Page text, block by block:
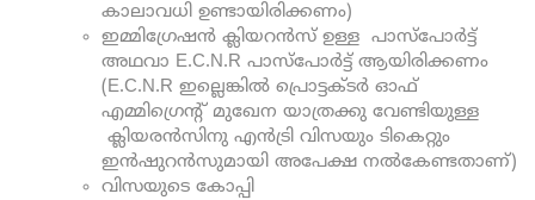
കാലാവധി ഉണ്ടായിരിക്കണം)
ഇമ്മിഗ്രേഷന്‍ ക്ലിയറന്‍സ് ഉള്ള പാസ്പോര്‍ട്ട്
അഥവാ E.C.N.R പാസ്പോര്‍ട്ട്‌ ആയിരിക്കണം
(E.C.N.R ഇല്ലെങ്കില്‍ പ്രൊട്ടക്ടര്‍ ഓഫ്
എമ്മിഗ്രെന്‍റ് മുഖേന യാത്രക്കു വേണ്ടിയുള്ള
ക്ലിയരൻസിനു എന്‍ട്രി വിസയും ടികെറ്റും
ഇന്‍ഷുറന്‍സുമായി അപേക്ഷ നൽകേണ്ടതാണ്)
വിസയുടെ കോപ്പി